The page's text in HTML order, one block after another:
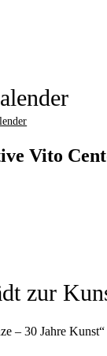
Vito
zur
– 30 Jahre